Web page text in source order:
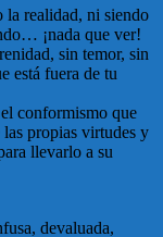
la realidad, ni siendo
¡nada que ver!
sin temor, sin
está fuera de tu
conformismo que
propias virtudes y
llevarlo a su
devaluada,